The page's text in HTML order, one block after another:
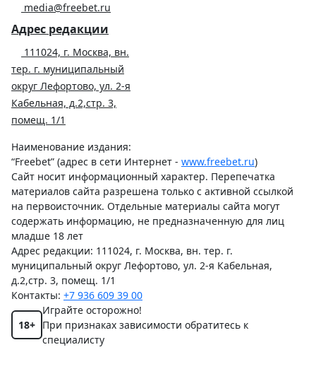
media@freebet.ru
Адрес редакции
111024, г. Москва, вн.
тер. г. муниципальный
округ Лефортово, ул. 2-я
Кабельная, д.2,стр. 3,
помещ. 1/1
Наименование издания:
“Freebet” (адрес в сети Интернет - www.freebet.ru)
Сайт носит информационный характер. Перепечатка
материалов сайта разрешена только с активной ссылкой
на первоисточник. Отдельные материалы сайта могут
содержать информацию, не предназначенную для лиц
младше 18 лет
Адрес редакции: 111024, г. Москва, вн. тер. г.
муниципальный округ Лефортово, ул. 2-я Кабельная,
д.2,стр. 3, помещ. 1/1
Контакты: +7 936 609 39 00
18+
Играйте осторожно!
При признаках зависимости обратитесь к
специалисту